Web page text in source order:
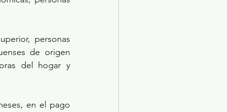
personas
de origen
del hogar y
en el pago